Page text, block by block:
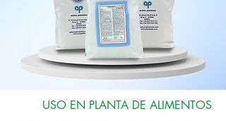
USO EN PLANTA DE ALIMENTOS